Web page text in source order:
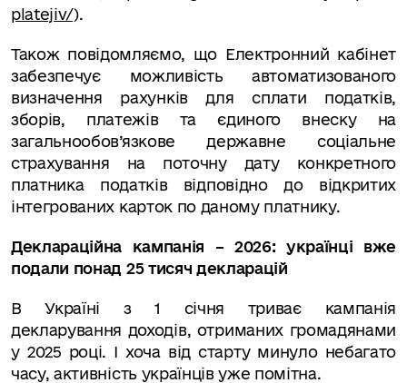
platejiv/).
Також повідомляємо, що Електронний кабінет
забезпечує можливість автоматизованого
визначення рахунків для сплати податків,
зборів, платежів та єдиного внеску на
загальнообов’язкове державне соціальне
страхування на поточну дату конкретного
платника податків відповідно до відкритих
інтегрованих карток по даному платнику.
Деклараційна кампанія – 2026: українці вже
подали понад 25 тисяч декларацій
В Україні з 1 січня триває кампанія
декларування доходів, отриманих громадянами
у 2025 році. І хоча від старту минуло небагато
часу, активність українців уже помітна.